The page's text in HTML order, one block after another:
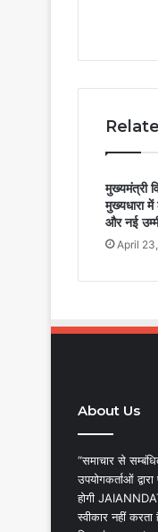
मुख्यमंत्री
मुख्यधारा
और नई
April
About Us
“समाचार से
उपयोगकर्ताओं
होगी
स्वीकार नहीं